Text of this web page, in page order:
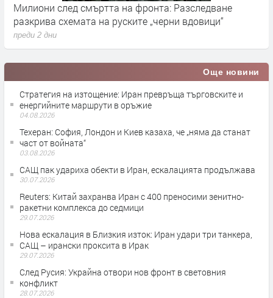
Милиони след смъртта на фронта: Разследване
разкрива схемата на руските „черни вдовици“
преди 2 дни
Още новини
Стратегия на изтощение: Иран превръща търговските и
енергийните маршрути в оръжие
04.08.2026
Teхеран: София, Лондон и Киев казаха, че „няма да станат
част от войната“
03.08.2026
САЩ пак удариха обекти в Иран, ескалацията продължава
30.07.2026
Reuters: Китай захранва Иран с 400 преносими зенитно-
ракетни комплекса до седмици
29.07.2026
Нова ескалация в Близкия изток: Иран удари три танкера,
САЩ – ирански проксита в Ирак
29.07.2026
След Русия: Украйна отвори нов фронт в световния
конфликт
28.07.2026